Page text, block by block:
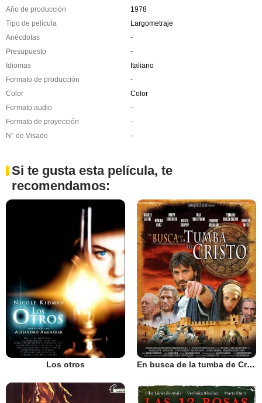
Año de producción
1978
Tipo de película
Largometraje
Anécdotas
-
Presupuesto
-
Idiomas
Italiano
Formato de producción
-
Color
Color
Formato audio
-
Formato de proyección
-
N° de Visado
-
Si te gusta esta película, te
recomendamos:
Los otros En busca de la tumba de Cristo